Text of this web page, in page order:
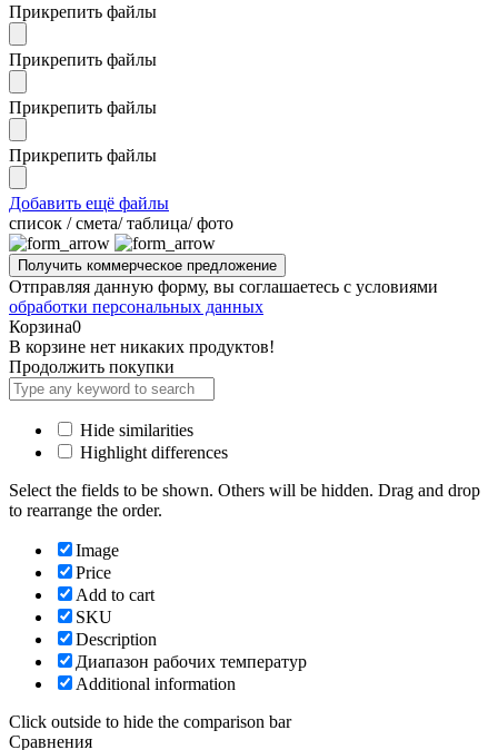
Прикрепить файлы
Прикрепить файлы
Прикрепить файлы
Прикрепить файлы
Добавить ещё файлы
cписок / смета/ таблица/ фото
Отправляя данную форму, вы соглашаетесь с условиями
обработки персональных данных
Корзина0
В корзине нет никаких продуктов!
Продолжить покупки
Hide similarities
Highlight differences
Select the fields to be shown. Others will be hidden. Drag and drop
to rearrange the order.
Image
Price
Add to cart
SKU
Description
Диапазон рабочих температур
Additional information
Click outside to hide the comparison bar
Сравнения